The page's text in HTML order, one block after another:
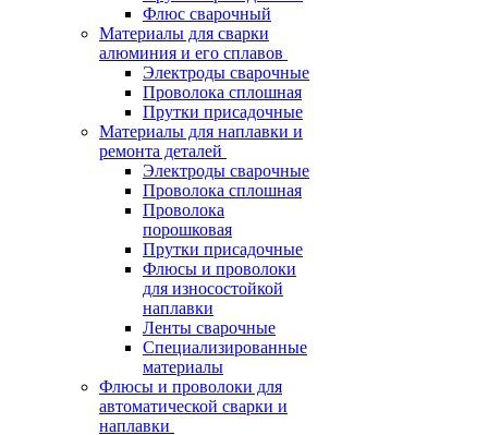
Флюс сварочный
Материалы для сварки
алюминия и его сплавов
Электроды сварочные
Проволока сплошная
Прутки присадочные
Материалы для наплавки и
ремонта деталей
Электроды сварочные
Проволока сплошная
Проволока
порошковая
Прутки присадочные
Флюсы и проволоки
для износостойкой
наплавки
Ленты сварочные
Специализированные
материалы
Флюсы и проволоки для
автоматической сварки и
наплавки